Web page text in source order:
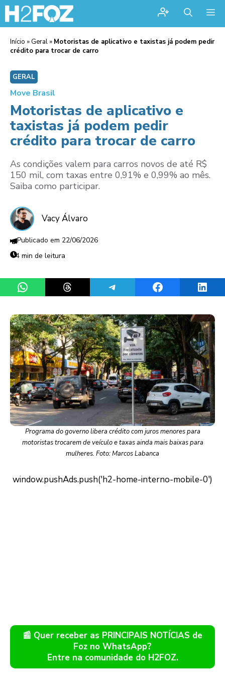
Início » Geral » Motoristas de aplicativo e taxistas já podem pedir
crédito para trocar de carro
GERAL
Move Brasil
Motoristas de aplicativo e
taxistas já podem pedir
crédito para trocar de carro
As condições valem para carros novos de até R$
150 mil, com taxas entre 0,91% e 0,99% ao mês.
Saiba como participar.
Vacy Álvaro
22/06/2026
4 min de leitura
Share on WhatsAppShare on ThreadsShare on TelegramShare on Facebook
Programa do governo libera crédito com juros menores para
motoristas trocarem de veículo e taxas ainda mais baixas para
mulheres. Foto: Marcos Labanca
📰 Quer receber as PRINCIPAIS NOTÍCIAS de
Foz no WhatsApp?
Entre na comunidade do H2FOZ.